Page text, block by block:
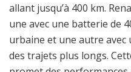
allant jusqu’à 400 km.
une avec une batterie de
urbaine et une autre
des trajets plus longs.